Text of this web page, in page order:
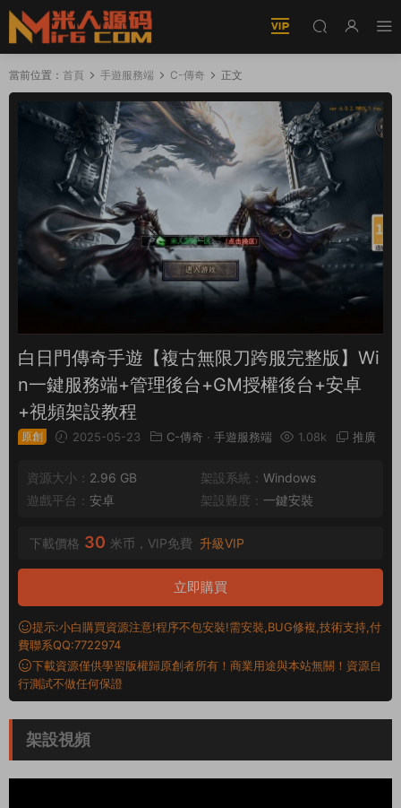
當前位置： 首頁 手遊服務端 C-傳奇 正文
白日門傳奇手遊【複古無限刀跨服完整版】Wi
n一鍵服務端+管理後台+GM授權後台+安卓
+視頻架設教程
原創 2025-05-23 C-傳奇 · 手遊服務端 1.08k 推廣
資源大小： 2.96 GB 架設系統： Windows
遊戲平台： 安卓 架設難度： 一鍵安裝
下載價格 30 米币，VIP免費 升級VIP
立即購買
提示:小白購買資源注意!程序不包安裝!需安裝,BUG修複,技術支持,付
費聯系QQ:7722974
下載資源僅供學習版權歸原創者所有！商業用途與本站無關！資源自
行測試不做任何保證
架設視頻